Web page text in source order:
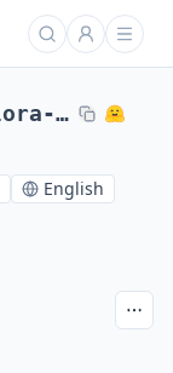
doubutsu-2b-lora-756-docci
English